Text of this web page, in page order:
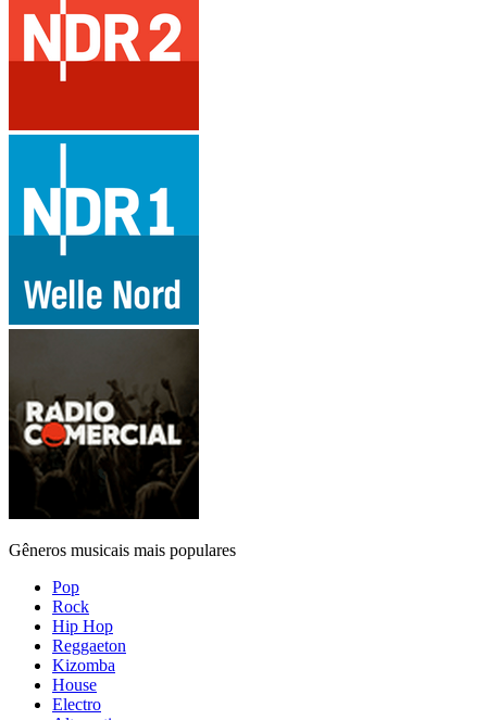
Gêneros musicais mais populares
Pop
Rock
Hip Hop
Reggaeton
Kizomba
House
Electro